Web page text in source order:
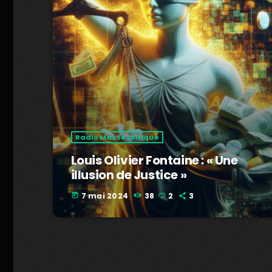
Radio Masse critique
Louis Olivier Fontaine : « Une
illusion de Justice »
today 7 mai 2024 38 2 3